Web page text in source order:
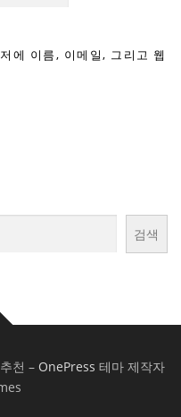
에 이름, 이메일, 그리고 웹
검색
천 – OnePress 테마 제작자